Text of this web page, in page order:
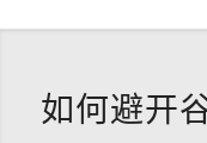
如何避开